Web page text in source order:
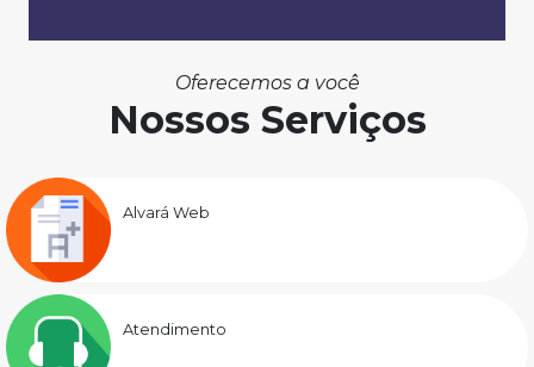
Oferecemos a você
Nossos Serviços
Alvará Web
Atendimento